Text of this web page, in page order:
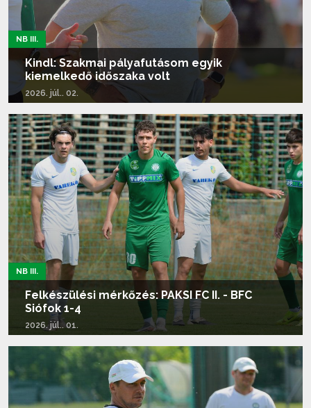
NB III.
Kindl: Szakmai pályafutásom egyik
kiemelkedő időszaka volt
2026. júl.. 02.
Tovább olvasom...
NB III.
Felkészülési mérkőzés: PAKSI FC II. - BFC
Siófok 1-4
2026. júl.. 01.
Tovább olvasom...